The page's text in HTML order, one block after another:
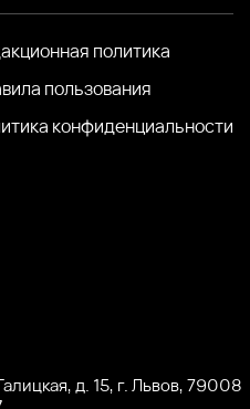
политика
пользования
конфиденциальности
д. 15, г. Львов, 79008